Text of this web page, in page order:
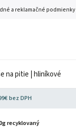
a reklamačné podmienky
na pitie | hliníkové
bez DPH
recyklovaný